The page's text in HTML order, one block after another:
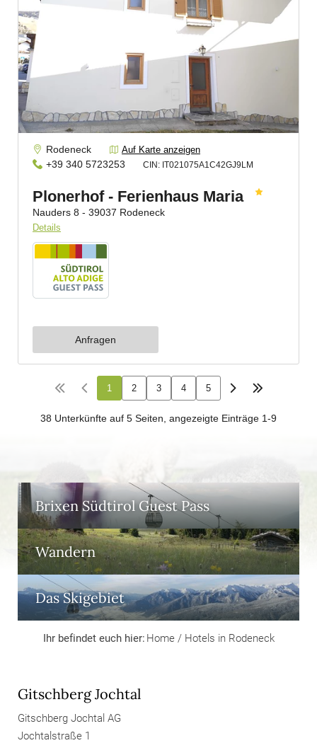
Brixen Südtirol Guest Pass
Wandern
Das Skigebiet
Ihr befindet euch hier: Home / Hotels in Rodeneck
Gitschberg Jochtal
Gitschberg Jochtal AG
Jochtalstraße 1